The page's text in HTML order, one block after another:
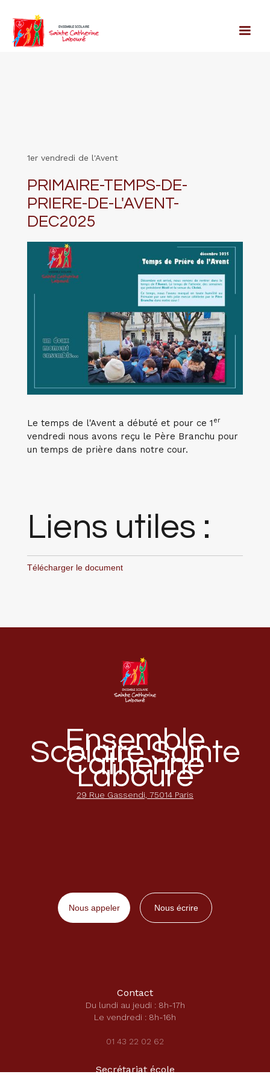
1er vendredi de l'Avent
PRIMAIRE-TEMPS-DE-
PRIERE-DE-L'AVENT-
DEC2025
Le temps de l'Avent a débuté et pour ce 1 er
vendredi nous avons reçu le Père Branchu pour
un temps de prière dans notre cour.
Liens utiles :
Télécharger le document
Ensemble
Scolaire Sainte
Catherine
Labouré
29 Rue Gassendi, 75014 Paris
Nous appeler Nous écrire
Contact
Du lundi au jeudi : 8h-17h
Le vendredi : 8h-16h
01 43 22 02 62
Secrétariat école